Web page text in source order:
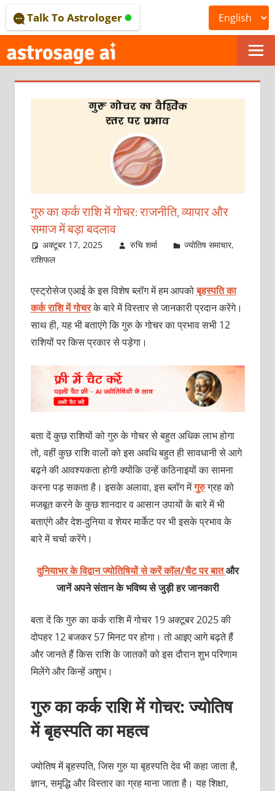
to
content
ONLINE
ASTROLOGICAL
JOURNAL
–
ASTROSAGE
MAGAZINE
Talk To Astrologer
गुरु का कर्क राशि में गोचर: राजनीति, व्यापार और
समाज में बड़ा बदलाव
अक्टूबर 17, 2025 रुचि शर्मा ज्योतिष समाचार,
राशिफल
एस्ट्रोसेज एआई के इस विशेष ब्लॉग में हम आपकोबृहस्‍पति का
कर्क राशि में गोचरके बारे में विस्तार से जानकारी प्रदान करेंगे।
साथ ही, यह भी बताएंगे कि गुरु के गोचर का प्रभाव सभी 12
राशियों पर किस प्रकार से पड़ेगा।
बता दें कुछ राशियों को गुरु के गोचर से बहुत अधिक लाभ होगा
तो, वहीं कुछ राशि वालों को इस अवधि बहुत ही सावधानी से आगे
बढ़ने की आवश्यकता होगी क्योंकि उन्हें कठिनाइयों का सामना
करना पड़ सकता है। इसके अलावा, इस ब्लॉग मेंगुरुग्रह को
मजबूत करने के कुछ शानदार व आसान उपायों के बारे में भी
बताएंगे और देश-दुनिया व शेयर मार्केट पर भी इसके प्रभाव के
बारे में चर्चा करेंगे।
दुनियाभर के विद्वान ज्योतिषियों से करें कॉल/चैट पर बातऔर
जानें अपने संतान के भविष्य से जुड़ी हर जानकारी
बता दें कि गुरु का कर्क राशि में गोचर 19 अक्टूबर 2025 की
दोपहर 12 बजकर 57 मिनट पर होगा। तो आइए आगे बढ़ते हैं
और जानते हैं किस राशि के जातकों को इस दौरान शुभ परिणाम
मिलेंगे और किन्हें अशुभ।
गुरु का कर्क राशि में गोचर: ज्योतिष
में बृहस्पति का महत्व
ज्योतिष में बृहस्पति, जिस गुरु या बृहस्पति देव भी कहा जाता है,
ज्ञान, समृद्धि और विस्तार का ग्रह माना जाता है। यह शिक्षा,